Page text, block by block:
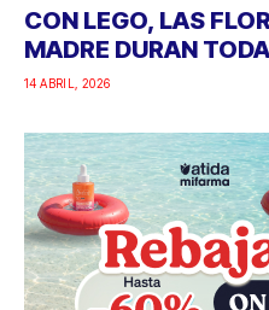
CON LEGO, LAS
MADRE DURAN
14 ABRIL, 2026